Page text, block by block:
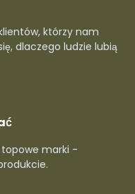
którzy nam
dlaczego ludzie lubią
topowe marki -